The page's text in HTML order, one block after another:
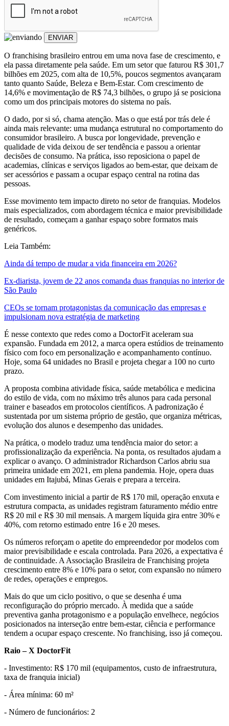
ENVIAR
O franchising brasileiro entrou em uma nova fase de crescimento, e
ela passa diretamente pela saúde. Em um setor que faturou R$ 301,7
bilhões em 2025, com alta de 10,5%, poucos segmentos avançaram
tanto quanto Saúde, Beleza e Bem-Estar. Com crescimento de
14,6% e movimentação de R$ 74,3 bilhões, o grupo já se posiciona
como um dos principais motores do sistema no país.
O dado, por si só, chama atenção. Mas o que está por trás dele é
ainda mais relevante: uma mudança estrutural no comportamento do
consumidor brasileiro. A busca por longevidade, prevenção e
qualidade de vida deixou de ser tendência e passou a orientar
decisões de consumo. Na prática, isso reposiciona o papel de
academias, clínicas e serviços ligados ao bem-estar, que deixam de
ser acessórios e passam a ocupar espaço central na rotina das
pessoas.
Esse movimento tem impacto direto no setor de franquias. Modelos
mais especializados, com abordagem técnica e maior previsibilidade
de resultado, começam a ganhar espaço sobre formatos mais
genéricos.
Leia Também:
Ainda dá tempo de mudar a vida financeira em 2026?
Ex-diarista, jovem de 22 anos comanda duas franquias no interior de
São Paulo
CEOs se tornam protagonistas da comunicação das empresas e
impulsionam nova estratégia de marketing
É nesse contexto que redes como a DoctorFit aceleram sua
expansão. Fundada em 2012, a marca opera estúdios de treinamento
físico com foco em personalização e acompanhamento contínuo.
Hoje, soma 64 unidades no Brasil e projeta chegar a 100 no curto
prazo.
A proposta combina atividade física, saúde metabólica e medicina
do estilo de vida, com no máximo três alunos para cada personal
trainer e baseados em protocolos científicos. A padronização é
sustentada por um sistema próprio de gestão, que organiza métricas,
evolução dos alunos e desempenho das unidades.
Na prática, o modelo traduz uma tendência maior do setor: a
profissionalização da experiência. Na ponta, os resultados ajudam a
explicar o avanço. O administrador Richardson Carlos abriu sua
primeira unidade em 2021, em plena pandemia. Hoje, opera duas
unidades em Itajubá, Minas Gerais e prepara a terceira.
Com investimento inicial a partir de R$ 170 mil, operação enxuta e
estrutura compacta, as unidades registram faturamento médio entre
R$ 20 mil e R$ 30 mil mensais. A margem líquida gira entre 30% e
40%, com retorno estimado entre 16 e 20 meses.
Os números reforçam o apetite do empreendedor por modelos com
maior previsibilidade e escala controlada. Para 2026, a expectativa é
de continuidade. A Associação Brasileira de Franchising projeta
crescimento entre 8% e 10% para o setor, com expansão no número
de redes, operações e empregos.
Mais do que um ciclo positivo, o que se desenha é uma
reconfiguração do próprio mercado. À medida que a saúde
preventiva ganha protagonismo e a população envelhece, negócios
posicionados na interseção entre bem-estar, ciência e performance
tendem a ocupar espaço crescente. No franchising, isso já começou.
Raio – X DoctorFit
- Investimento: R$ 170 mil (equipamentos, custo de infraestrutura,
taxa de franquia inicial)
- Área mínima: 60 m²
- Número de funcionários: 2